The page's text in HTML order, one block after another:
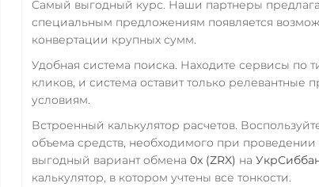
Самый выгодный курс. Наши партнеры
специальным предложениям появляется
конвертации крупных сумм.
Удобная система поиска. Находите сервисы по
кликов, и система оставит только
условиям.
Встроенный калькулятор расчетов.
объема средств, необходимого при
выгодный вариант обмена 0x (ZRX) на
калькулятор, в котором учтены все тонкости.